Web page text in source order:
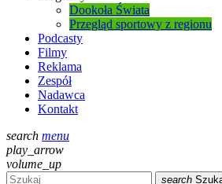
Dookoła Świata
Przegląd sportowy z regionu
Podcasty
Filmy
Reklama
Zespół
Nadawca
Kontakt
search menu
play_arrow
volume_up
search